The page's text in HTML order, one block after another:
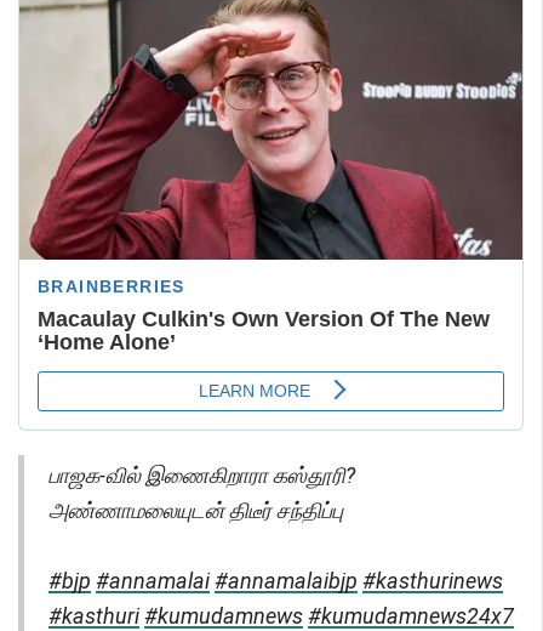
பாஜக-வில் இணைகிறாரா கஸ்தூரி?
அண்ணாமலையுடன் திடீர் சந்திப்பு
#bjp #annamalai#annamalaibjp #kasthurinews
#kasthuri#kumudamnews#kumudamnews24x7